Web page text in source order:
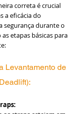
correta é crucial
a eficácia do
segurança durante o
etapas básicas para
Levantamento de